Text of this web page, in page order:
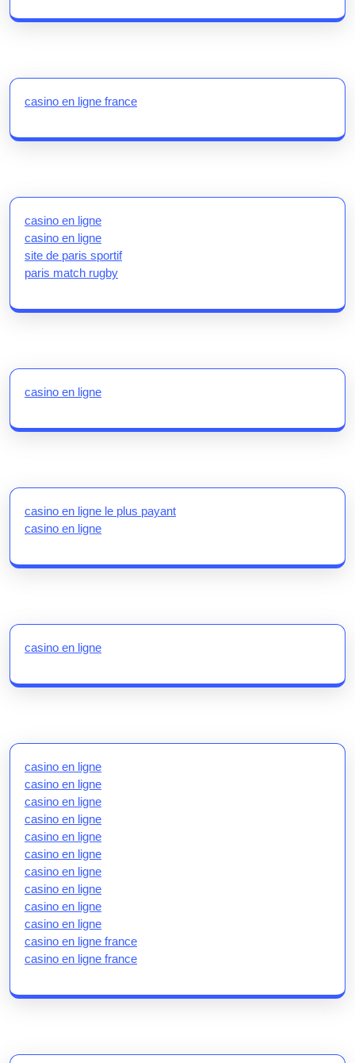
casino en ligne france
casino en ligne
casino en ligne
site de paris sportif
paris match rugby
casino en ligne
casino en ligne le plus payant
casino en ligne
casino en ligne
casino en ligne
casino en ligne
casino en ligne
casino en ligne
casino en ligne
casino en ligne
casino en ligne
casino en ligne
casino en ligne
casino en ligne
casino en ligne france
casino en ligne france